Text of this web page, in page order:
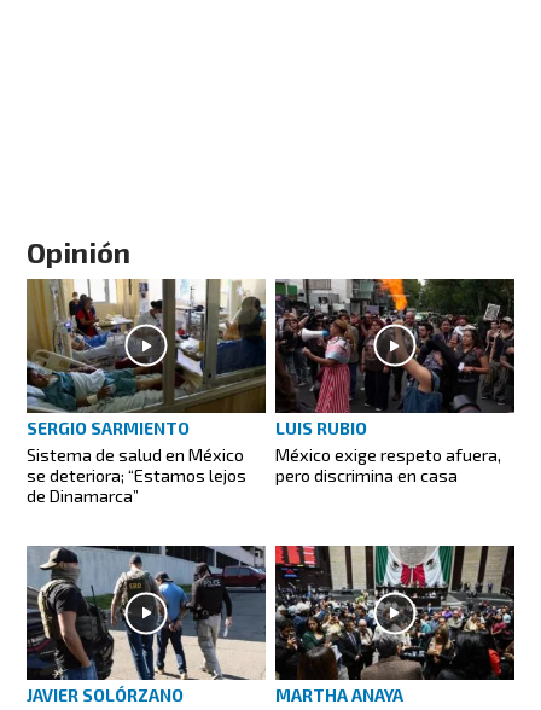
Opinión
SERGIO SARMIENTO
Sistema de salud en México
se deteriora; “Estamos lejos
de Dinamarca”
LUIS RUBIO
México exige respeto afuera,
pero discrimina en casa
JAVIER SOLÓRZANO
MARTHA ANAYA